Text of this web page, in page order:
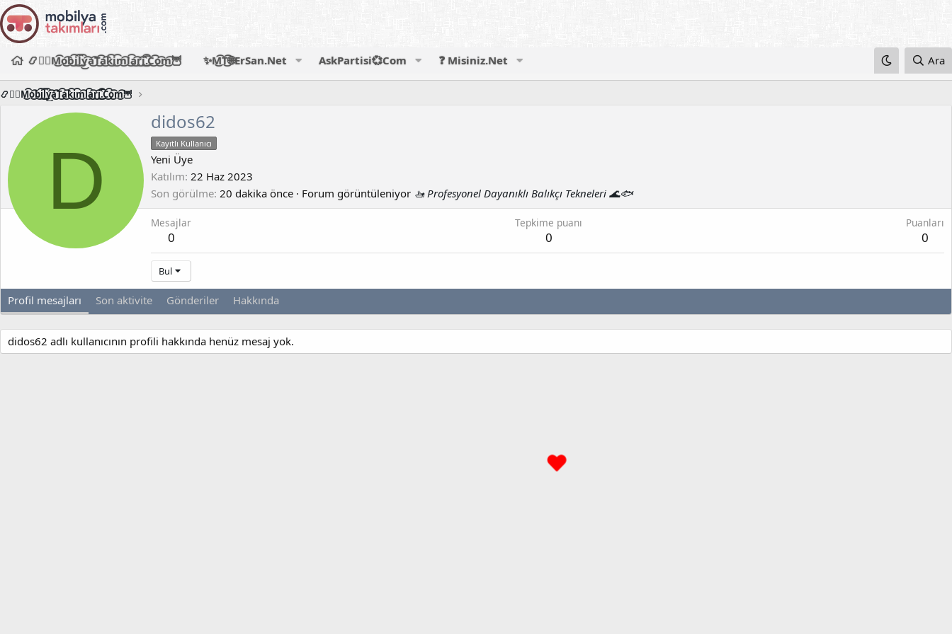
📿🧙‍♂️M͜͡o͜͡b͜͡i͜͡l͜͡y͜͡a͜͡T͜͡a͜͡k͜͡i͜͡m͜͡l͜͡a͜͡r͜͡i͜͡.͜͡C͜͡o͜͡m͜͡🦉 ✨M͜͡T͜͡🌐ErSan.Net AskPartisi💞Com ❓ Misiniz.Net Ara
📿🧙‍♂️M͜͡o͜͡b͜͡i͜͡l͜͡y͜͡a͜͡T͜͡a͜͡k͜͡i͜͡m͜͡l͜͡a͜͡r͜͡i͜͡.͜͡C͜͡o͜͡m͜͡🦉
D
didos62
Kayıtlı Kullanıcı
Yeni Üye
Katılım 22 Haz 2023
Son görülme 20 dakika önce · Forum görüntüleniyor 🚤 Profesyonel Dayanıklı Balıkçı Tekneleri 🌊🐟
Mesajlar
0
Tepkime puanı
0
Puanları
0
Bul
Profil mesajları Son aktivite Gönderiler Hakkında
didos62 adlı kullanıcının profili hakkında henüz mesaj yok.